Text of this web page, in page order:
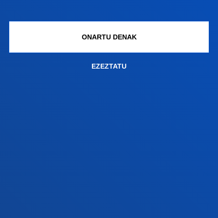
ONARTU DENAK
EZEZTATU
Jarri gurekin harremanetan
Gasteizko egoitza